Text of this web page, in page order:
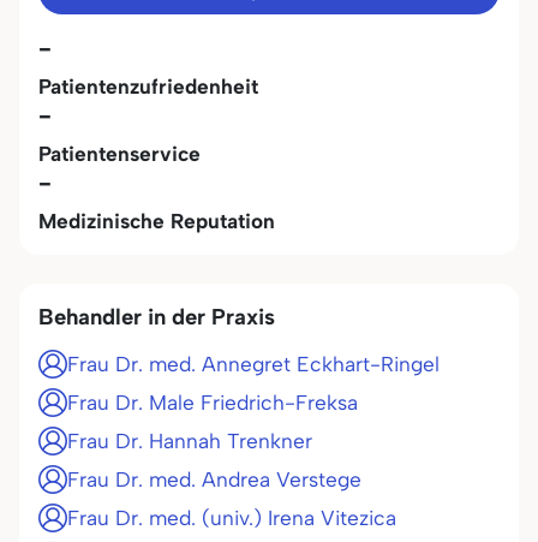
-
Patientenzufriedenheit
-
Patientenservice
-
Medizinische Reputation
Behandler in der Praxis
Frau Dr. med. Annegret Eckhart-Ringel
Frau Dr. Male Friedrich-Freksa
Frau Dr. Hannah Trenkner
Frau Dr. med. Andrea Verstege
Frau Dr. med. (univ.) Irena Vitezica